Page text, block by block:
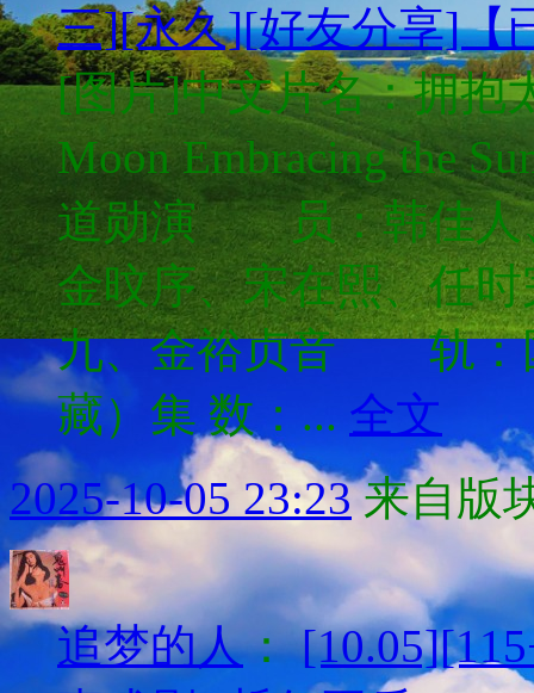
三][永久][好友分享]【
[图片]中文片名：拥抱
Moon Embracing
道勋演 员：韩佳人
金旼序、宋在熙、任
九、金裕贞音 轨：
藏）集 数：... 全文
2025-10-05 23:23来自版
追梦的人：